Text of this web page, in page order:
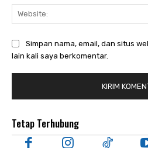
Simpan nama, email, dan situs
lain kali saya berkomentar.
Tetap Terhubung